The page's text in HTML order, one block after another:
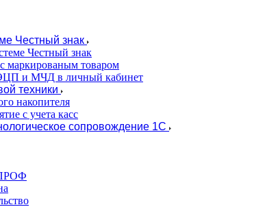
Честный знак
Честный знак
маркированым товаром
и МЧД в личный кабинет
техники
накопителя
с учета касс
сопровождение 1C